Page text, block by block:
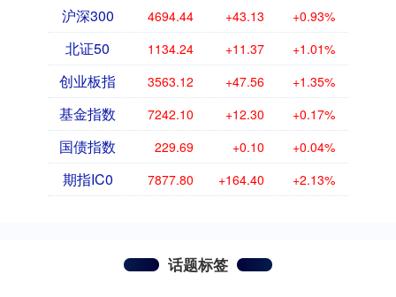
沪深300 4694.44 +43.13 +0.93%
北证50 1134.24 +11.37 +1.01%
创业板指 3563.12 +47.56 +1.35%
基金指数 7242.10 +12.30 +0.17%
国债指数 229.69 +0.10 +0.04%
期指IC0 7877.80 +164.40 +2.13%
话题标签